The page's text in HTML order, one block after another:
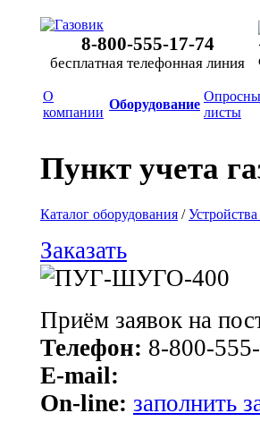
8-800-555-17-74
бесплатная телефонная линия
О
компании
Оборудование
листы
Пункт учета
Каталог оборудования /Устройства
Заказать
Приём заявок на
Телефон: 8-800-
E-mail:
On-line: заполнить